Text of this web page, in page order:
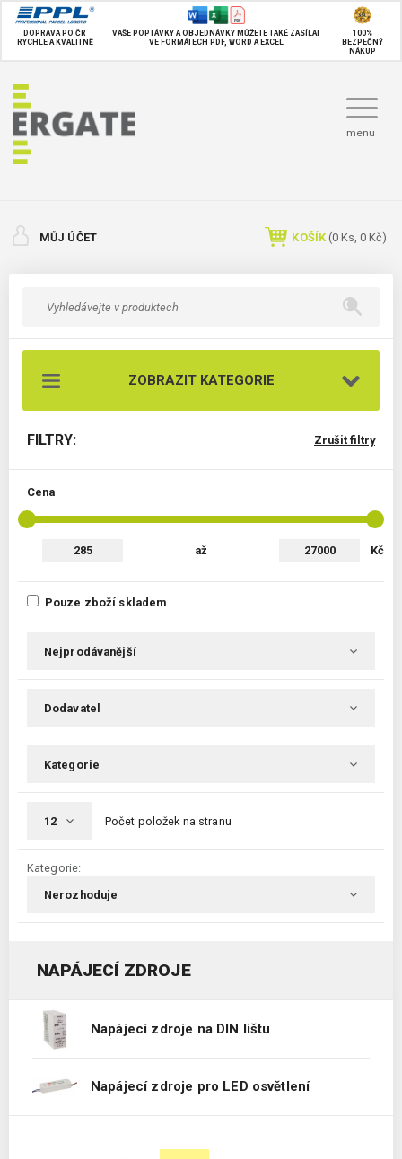
DOPRAVA PO ČR
RYCHLE A KVALITNĚ
VAŠE POPTÁVKY A OBJEDNÁVKY MŮŽETE TAKÉ ZASÍLAT
VE FORMÁTECH PDF, WORD A EXCEL
100%
BEZPEČNÝ
NÁKUP
menu
MŮJ ÚČET KOŠÍK (0 Ks, 0 Kč)
ZOBRAZIT KATEGORIE
FILTRY: Zrušit filtry
Cena
až Kč
Pouze zboží skladem
Počet položek na stranu
Kategorie:
NAPÁJECÍ ZDROJE
Napájecí zdroje na DIN lištu
Napájecí zdroje pro LED osvětlení